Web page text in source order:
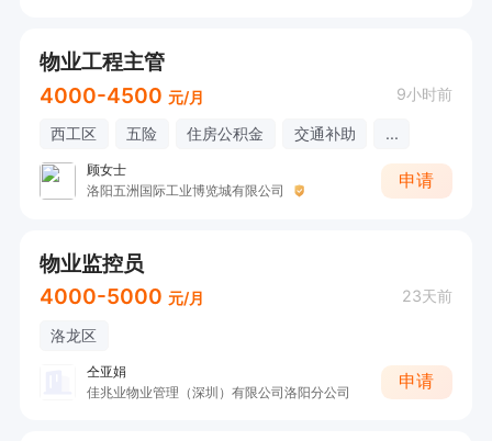
物业工程主管
4000-4500 元/月 9小时前
西工区 五险 住房公积金 交通补助 ...
顾女士
洛阳五洲国际工业博览城有限公司
申请
物业监控员
4000-5000 元/月 23天前
洛龙区
仝亚娟
佳兆业物业管理（深圳）有限公司洛阳分公司
申请